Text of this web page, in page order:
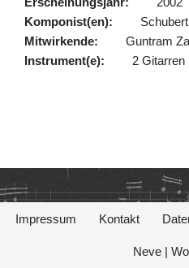
Komponist(en):
Schubert
Mitwirkende:
Guntram
Instrument(e):
2 Gitarren
Impressum Kontakt
Neve|